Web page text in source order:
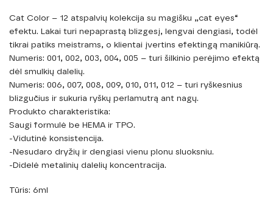
Cat Color – 12 atspalvių kolekcija su magišku „cat eyes“
efektu. Lakai turi nepaprastą blizgesį, lengvai dengiasi, todėl
tikrai patiks meistrams, o klientai įvertins efektingą manikiūrą.
Numeris: 001, 002, 003, 004, 005 – turi šilkinio perėjimo efektą
dėl smulkių dalelių.
Numeris: 006, 007, 008, 009, 010, 011, 012 – turi ryškesnius
blizgučius ir sukuria ryškų perlamutrą ant nagų.
Produkto charakteristika:
Saugi formulė be HEMA ir TPO.
-Vidutinė konsistencija.
-Nesudaro dryžių ir dengiasi vienu plonu sluoksniu.
-Didelė metalinių dalelių koncentracija.
Tūris: 6ml